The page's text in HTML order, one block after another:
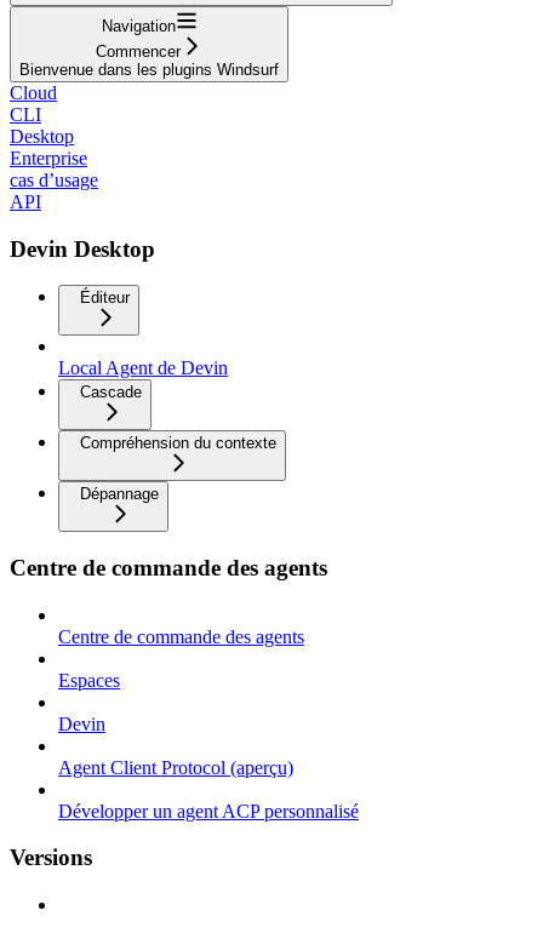
Navigation
Commencer
Bienvenue dans les plugins Windsurf
Cloud
CLI
Desktop
Enterprise
cas d’usage
API
Devin Desktop
Éditeur
Local Agent de Devin
Cascade
Compréhension du contexte
Dépannage
Centre de commande des agents
Centre de commande des agents
Espaces
Devin
Agent Client Protocol (aperçu)
Développer un agent ACP personnalisé
Versions